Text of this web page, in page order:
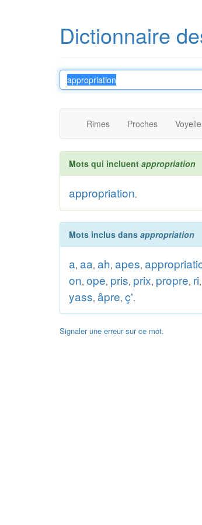
Dictionnaire
Rimes Proches
Mots qui incluent appropriation
appropriation.
Mots inclus dans appropriation
a, aa, ah, apes,
on, ope, pris, prix, propre, ri,
yass, âpre, ç'.
Signaler une erreur sur ce mot.